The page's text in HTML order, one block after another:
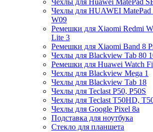
Чехлы для HUAWEI MatePad
W09
Ремешки для Xiaomi Redmi
Lite 3
Ремешки для Xiaomi Band 8
Чехлы для Blackview Tab 80
Ремешки для Huawei Watch
Чехлы для Blackview Mega 1
Чехлы для Blackview Tab 18
Чехлы для Teclast P50, P50S
Чехлы для Teclast T50HD,
Чехлы для Google Pixel 8a
Подставка для ноутбука
Стекло для планшета